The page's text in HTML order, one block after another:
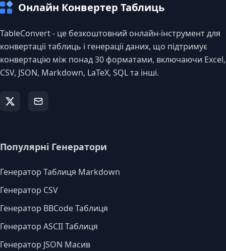
Онлайн Конвертер Таблиць
TableConvert - це безкоштовний онлайн-інструмент для
конвертації таблиць і генерації даних, що підтримує
конвертацію між понад 30 форматами, включаючи Excel,
CSV, JSON, Markdown, LaTeX, SQL та інші.
Популярні Генератори
Генератор Таблиця Markdown
Генератор CSV
Генератор BBCode Таблиця
Генератор ASCII Таблиця
Генератор JSON Масив